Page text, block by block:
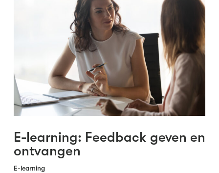
E-learning: Feedback geven en
ontvangen
E-learning